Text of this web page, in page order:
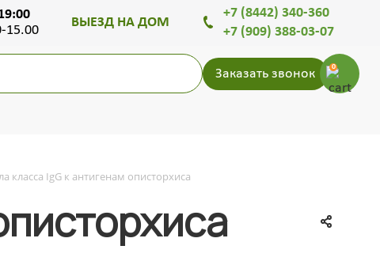
15.00
ВЫЕЗД НА ДОМ
+7 (8442) 340-360
+7 (909) 388-03-07
Заказать звонок 0
класса IgG к антигенам описторхиса